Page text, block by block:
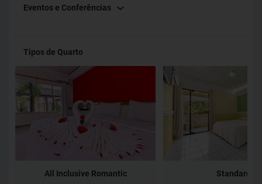
Eventos e Conferências
Tipos de Quarto
All Inclusive Romantic Standard